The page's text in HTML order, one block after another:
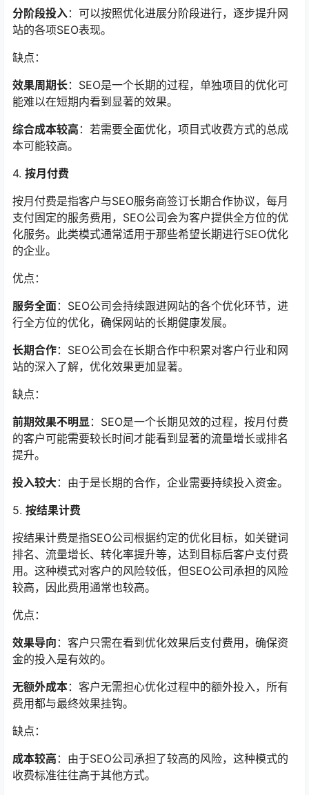
分阶段投入：可以按照优化进展分阶段进行，逐步提升网
站的各项SEO表现。
缺点：
效果周期长：SEO是一个长期的过程，单独项目的优化可
能难以在短期内看到显著的效果。
综合成本较高 ：若需要全面优化，项目式收费方式的总成
本可能较高。
4. 按月付费
按月付费是指客户与SEO服务商签订长期合作协议，每月
支付固定的服务费用，SEO公司会为客户提供全方位的优
化服务。此类模式通常适用于那些希望长期进行SEO优化
的企业。
优点：
服务全面：SEO公司会持续跟进网站的各个优化环节，进
行全方位的优化，确保网站的长期健康发展。
长期合作：SEO公司会在长期合作中积累对客户行业和网
站的深入了解，优化效果更加显著。
缺点：
前期效果不明显：SEO是一个长期见效的过程，按月付费
的客户可能需要较长时间才能看到显著的流量增长或排名
提升。
投入较大：由于是长期的合作，企业需要持续投入资金。
5. 按结果计费
按结果计费是指SEO公司根据约定的优化目标，如关键词
排名、流量增长、转化率提升等，达到目标后客户支付费
用。这种模式对客户的风险较低，但SEO公司承担的风险
较高，因此费用通常也较高。
优点：
效果导向 ：客户只需在看到优化效果后支付费用，确保资
金的投入是有效的。
无额外成本：客户无需担心优化过程中的额外投入，所有
费用都与最终效果挂钩。
缺点：
成本较高 ：由于SEO公司承担了较高的风险，这种模式的
收费标准往往高于其他方式。